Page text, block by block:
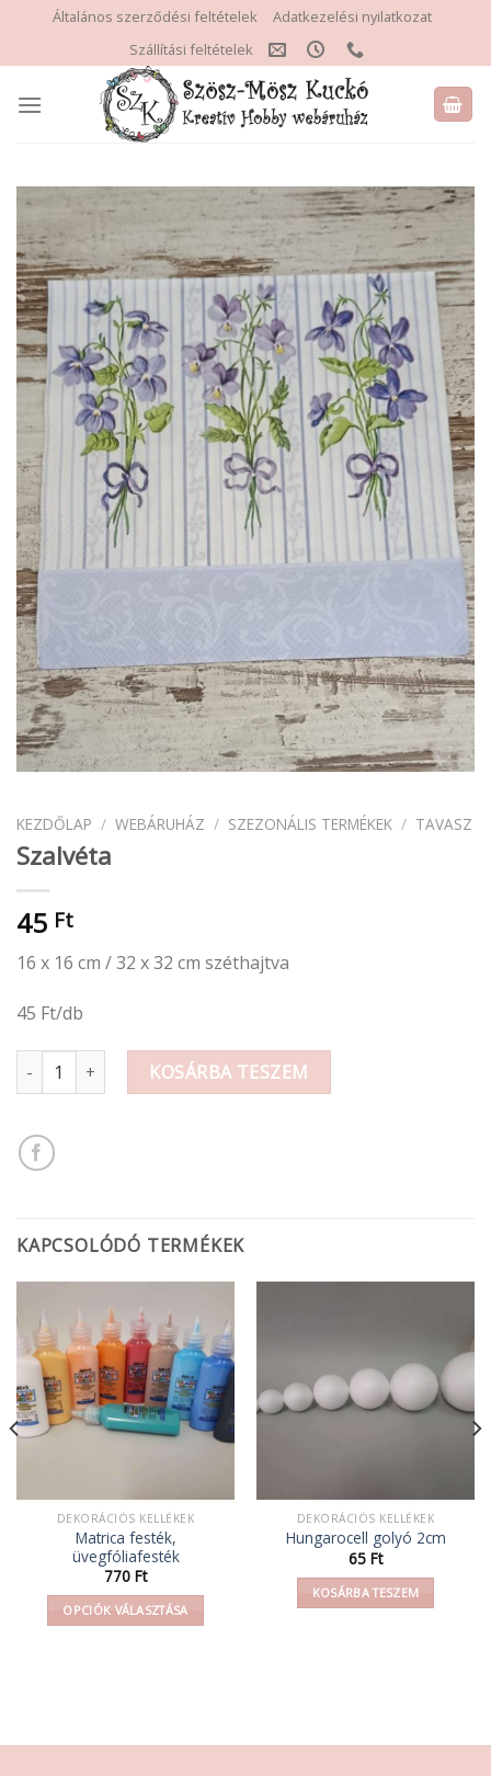
content
Általános szerződési feltételek
Adatkezelési nyilatkozat
Szállítási feltételek
KEZDŐLAP / WEBÁRUHÁZ / SZEZONÁLIS TERMÉKEK / TAVASZ
Szalvéta
45 Ft
16 x 16 cm / 32 x 32 cm széthajtva
45 Ft/db
Szalvéta mennyiségKOSÁRBA TESZEM
KAPCSOLÓDÓ TERMÉKEK
DEKORÁCIÓS KELLÉKEK
Matrica festék,
üvegfóliafesték
770 Ft
OPCIÓK VÁLASZTÁSA
van.
DEKORÁCIÓS KELLÉKEK
Hungarocell golyó 2cm
65 Ft
KOSÁRBA TESZEM